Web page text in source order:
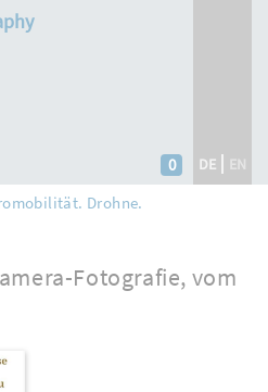
DE EN
0
Drohne.
Fotografie, vom